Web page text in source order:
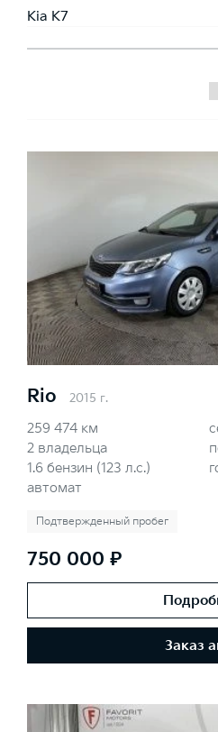
Kia K7
Rio 2015 г.
259 474 км
2 владельца
1.6 бензин (123 л.с.)
автомат
Подтвержденный пробег
750 000 ₽
Заказ